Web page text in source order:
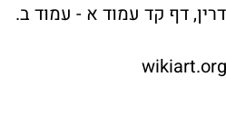
דף קד עמוד א - עמוד ב.